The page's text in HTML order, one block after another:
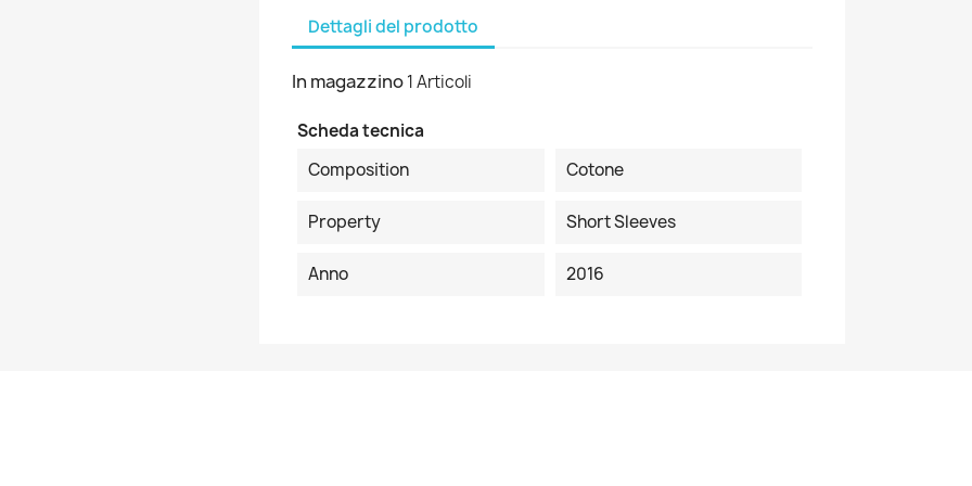
Dettagli del prodotto
In magazzino1 Articoli
Scheda tecnica
Composition
Cotone
Property Short Sleeves
Anno 2016